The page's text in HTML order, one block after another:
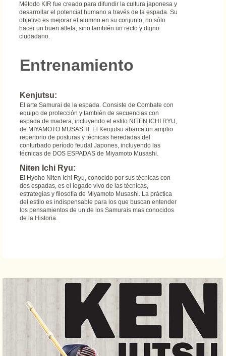
Método KIR fue creado para difundir la cultura japonesa y
desarrollar el potencial humano a través de la espada. Su
objetivo es mejorar el alumno en su conjunto, no sólo
hacer un buen atleta, sino también un recto y digno
ciudadano.
Entrenamiento
Kenjutsu:
El arte Samurai de la espada. Consiste de Combate con
equipo de protección y también de secuencias con
espada de madera, incluyendo el estilo NITEN ICHI RYU,
de MIYAMOTO MUSASHI. El Kenjutsu abarca un amplio
repertorio de posturas y técnicas heredadas del
conturbado período feudal Japones, incluyendo las
técnicas de DOS ESPADAS de Miyamoto Musashi.
Niten Ichi Ryu:
El Hyoho Niten Ichi Ryu, conocido por sus técnicas con
dos espadas, es el legado vivo de las técnicas,
estrategias y filosofía de Miyamoto Musashi. La práctica
del estilo es indispensable para los que buscan entender
los pensamientos de un de los Samurais mas conocidos
de la Historia.